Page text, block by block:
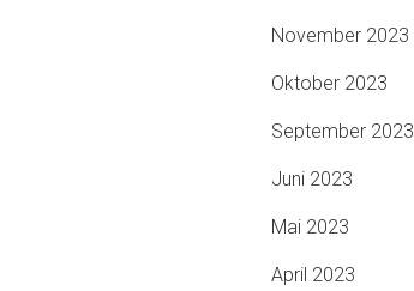
November 2023
Oktober 2023
September 2023
Juni 2023
Mai 2023
April 2023